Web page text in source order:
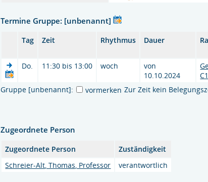
Termine Gruppe: [unbenannt]
Tag Zeit Rhythmus Dauer
Do.
11:30 bis 13:00 woch
von
10.10.2024
Gruppe [unbenannt]:
vormerken Zur Zeit kein
Zugeordnete Person
Zugeordnete Person
Zuständigkeit
Schreier-Alt, Thomas, Professor
verantwortlich